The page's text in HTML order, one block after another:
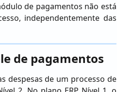
de pagamentos não está
independentemente das
de pagamentos
despesas de um processo de